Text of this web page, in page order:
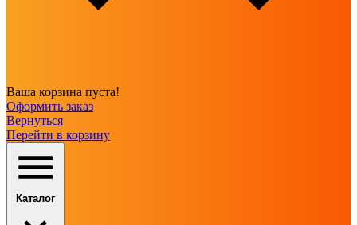
Ваша корзина пуста!
Оформить заказ
Вернуться
Перейти в корзину
Каталог